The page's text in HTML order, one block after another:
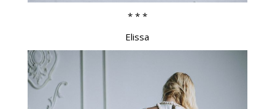
* * *
Elissa